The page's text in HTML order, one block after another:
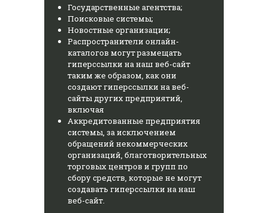
Государственные агентства;
Поисковые системы;
Новостные организации;
Распространители онлайн-
каталогов могут размещать
гиперссылки на наш веб-сайт
таким же образом, как они
создают гиперссылки на веб-
сайты других предприятий,
включая
Аккредитованные предприятия
системы, за исключением
обращений некоммерческих
организаций, благотворительных
торговых центров и групп по
сбору средств, которые не могут
создавать гиперссылки на наш
веб-сайт.